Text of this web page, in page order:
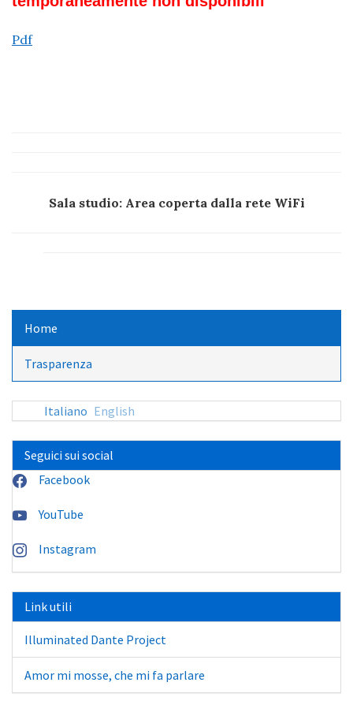
Pdf
Sala studio: Area coperta dalla rete WiFi
Home
Trasparenza
Italiano English
Seguici sui social
Facebook
YouTube
Instagram
Link utili
Illuminated Dante Project
Amor mi mosse, che mi fa parlare